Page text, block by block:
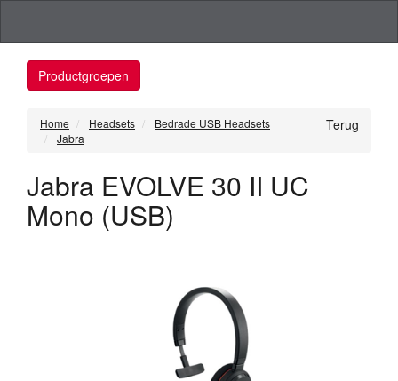
Productgroepen
Terug
Home Headsets
Bedrade USB Headsets
Jabra
Jabra EVOLVE 30 II UC
Mono (USB)